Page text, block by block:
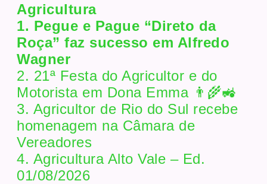
Agricultura
1. Pegue e Pague “Direto da
Roça” faz sucesso em Alfredo
Wagner
2. 21ª Festa do Agricultor e do
Motorista em Dona Emma 👨‍🌾🚜
3. Agricultor de Rio do Sul recebe
homenagem na Câmara de
Vereadores
4. Agricultura Alto Vale – Ed.
01/08/2026